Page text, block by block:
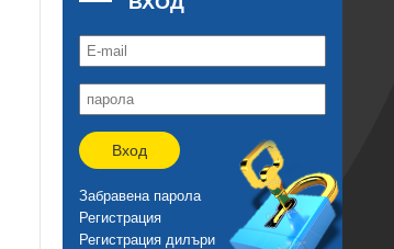
Вход
Забравена парола
Регистрация
Регистрация дилъри